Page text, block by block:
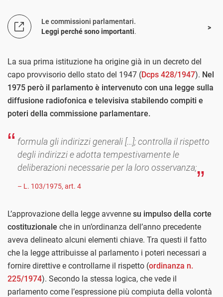
Le commissioni parlamentari.
Leggi perché sono importanti.
La sua prima istituzione ha origine già in un decreto del
capo provvisorio dello stato del 1947 (Dcps 428/1947). Nel
1975 però il parlamento è intervenuto con una legge sulla
diffusione radiofonica e televisiva stabilendo compiti e
poteri della commissione parlamentare.
formula gli indirizzi generali […]; controlla il rispetto
degli indirizzi e adotta tempestivamente le
deliberazioni necessarie per la loro osservanza;
– L. 103/1975, art. 4
L’approvazione della legge avvenne su impulso della corte
costituzionale che in un’ordinanza dell’anno precedente
aveva delineato alcuni elementi chiave. Tra questi il fatto
che la legge attribuisse al parlamento i poteri necessari a
fornire direttive e controllarne il rispetto (ordinanza n.
225/1974). Secondo la stessa logica, che vede il
parlamento come l’espressione più compiuta della volontà